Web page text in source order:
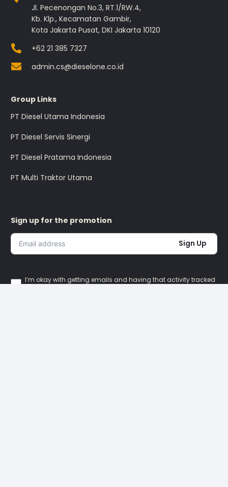
Jl. Pecenongan No.3, RT.1/RW.4,
Kb. Klp., Kecamatan Gambir,
Kota Jakarta Pusat, DKI Jakarta 10120
+62 21 385 7327
admin.cs@dieselone.co.id
Group Links
PT Diesel Utama Indonesia
PT Diesel Servis Sinergi
PT Diesel Pratama Indonesia
PT Multi Traktor Utama
Sign up for the promotion
Sign Up
I’m okay with getting emails and having that activity tracked